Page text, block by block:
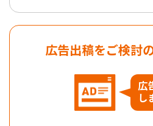
広告出稿をご検討
広
し